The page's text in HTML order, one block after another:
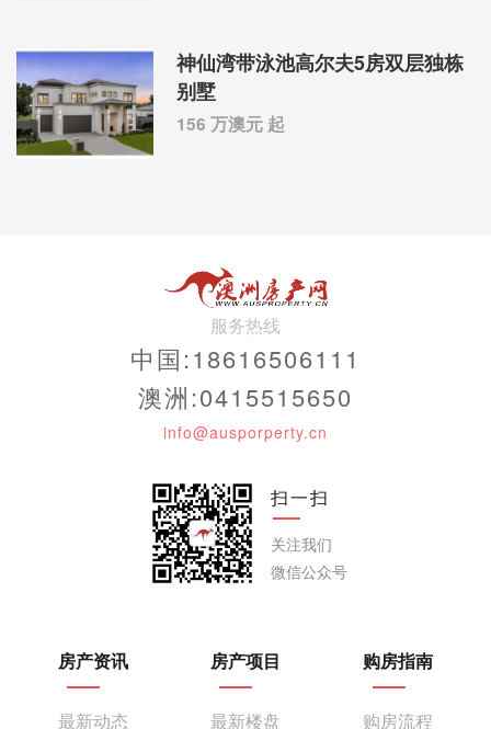
神仙湾带泳池高尔夫5房双层独栋
别墅
156 万澳元 起
服务热线
中国:18616506111
澳洲:0415515650
info@ausporperty.cn
扫一扫
关注我们
微信公众号
房产资讯
最新动态
房产项目
最新楼盘
购房指南
购房流程